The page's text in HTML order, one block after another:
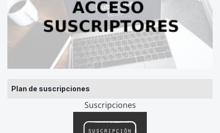
Plan de suscripciones
Suscripciones